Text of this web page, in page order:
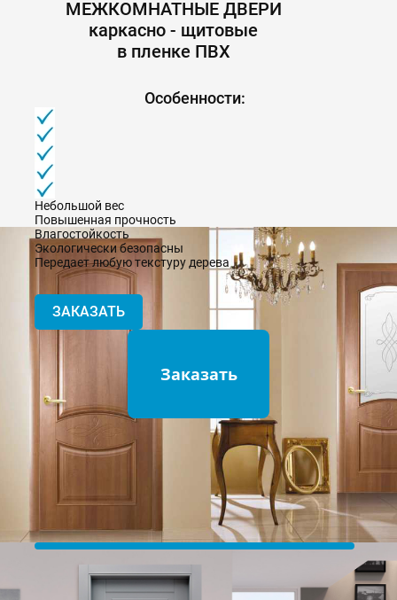
МЕЖКОМНАТНЫЕ ДВЕРИ
каркасно - щитовые
в пленке ПВХ
Особенности:
Небольшой вес
Повышенная прочность
Влагостойкость
Экологически безопасны
Передает любую текстуру дерева
ЗАКАЗАТЬ
Заказать